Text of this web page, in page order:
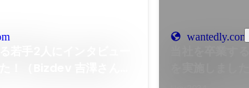
wantedly.com